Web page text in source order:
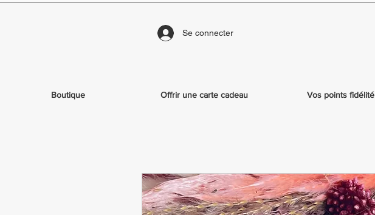
Se connecter
Boutique Offrir une carte cadeau Vos points fidélité